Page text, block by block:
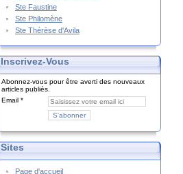
Ste Faustine
Ste Philomène
Ste Thérèse d'Avila
Inscrivez-Vous
Abonnez-vous pour être averti des nouveaux
articles publiés.
Email
Sites
Page d'accueil